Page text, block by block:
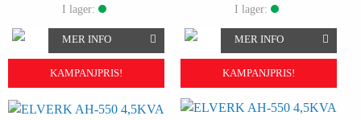
I lager:
MER INFO
KAMPANJPRIS!
I lager:
MER INFO
KAMPANJPRIS!